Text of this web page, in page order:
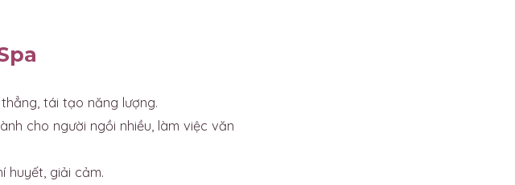
tái tạo năng lượng.
cho người ngồi nhiều, làm việc văn
huyết, giải cảm.